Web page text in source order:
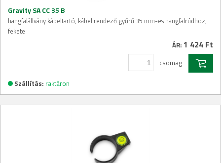
Gravity SA CC 35 B
hangfalállvány kábeltartó, kábel rendező gyűrű 35 mm-es hangfalrúdhoz,
fekete
ÁR: 1 424 Ft
csomag
Szállítás: raktáron